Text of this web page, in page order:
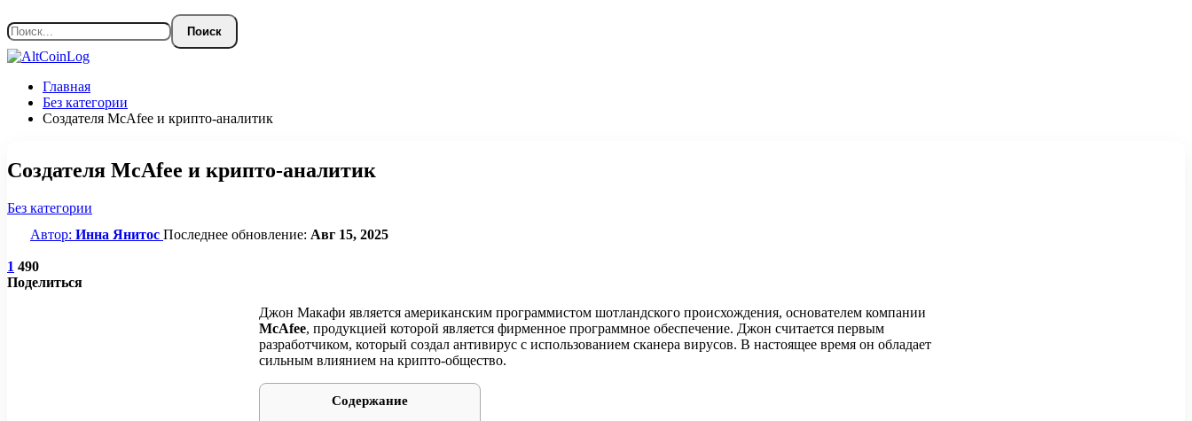
Главная
Без категории
Создателя McAfee и крипто-аналитик
Создателя McAfee и крипто-аналитик
Без категории
Автор: Инна Янитос Последнее обновление: Авг 15, 2025
1 490
Поделиться
Джон Макафи является американским программистом шотландского происхождения, основателем компании
McAfee, продукцией которой является фирменное программное обеспечение. Джон считается первым
разработчиком, который создал антивирус с использованием сканера вирусов. В настоящее время он обладает
сильным влиянием на крипто-общество.
Содержание